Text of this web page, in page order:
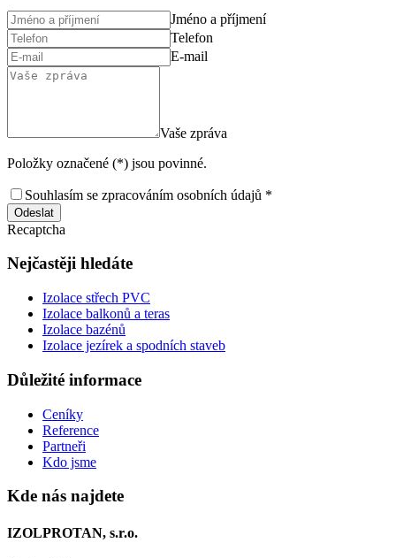
Jméno a příjmení
Telefon
E-mail
Vaše zpráva
Položky označené (*) jsou povinné.
Souhlasím se zpracováním osobních údajů *
Odeslat
Recaptcha
Nejčastěji hledáte
Izolace střech PVC
Izolace balkonů a teras
Izolace bazénů
Izolace jezírek a spodních staveb
Důležité informace
Ceníky
Reference
Partneři
Kdo jsme
Kde nás najdete
IZOLPROTAN, s.r.o.